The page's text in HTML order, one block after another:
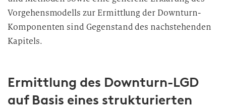
Vorgehensmodells zur Ermittlung der Downturn-
Komponenten sind Gegenstand des nachstehenden
Kapitels.
Ermittlung des Downturn-LGD
auf Basis eines strukturierten